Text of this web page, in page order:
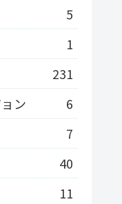
5
1
231
ン
6
7
40
11